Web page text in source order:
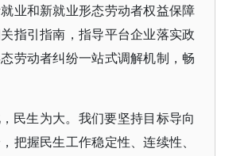
业和新就业形态劳动者权益保障
指引指南，指导平台企业落实政
劳动者纠纷一站式调解机制，畅
民生为大。我们要坚持目标导向
把握民生工作稳定性、连续性、